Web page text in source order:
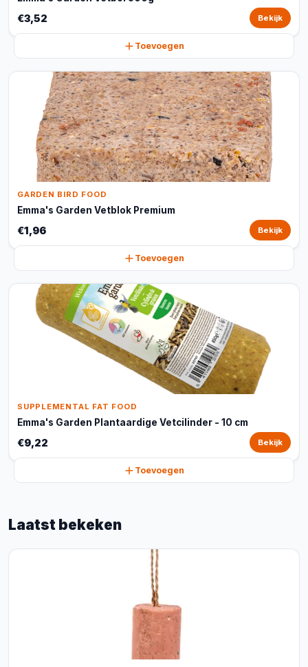
€3,52 Bekijk
Toevoegen
GARDEN BIRD FOOD
Emma's Garden Vetblok Premium
€1,96 Bekijk
Toevoegen
SUPPLEMENTAL FAT FOOD
Emma's Garden Plantaardige Vetcilinder - 10 cm
€9,22 Bekijk
Toevoegen
Laatst bekeken